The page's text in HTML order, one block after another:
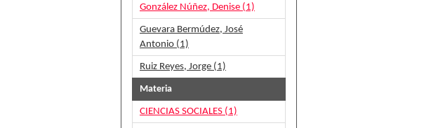
González Núñez, Denise (1)
Guevara Bermúdez, José
Antonio (1)
Ruiz Reyes, Jorge (1)
Materia
CIENCIAS SOCIALES (1)